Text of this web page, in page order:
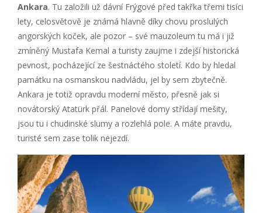
Ankara. Tu založili už dávní Frýgové před takřka třemi tisíci
lety, celosvětově je známá hlavně díky chovu proslulých
angorských koček, ale pozor – své mauzoleum tu má i již
zmíněný Mustafa Kemal a turisty zaujme i zdejší historická
pevnost, pocházející ze šestnáctého století. Kdo by hledal
památku na osmanskou nadvládu, jel by sem zbytečně.
Ankara je totiž opravdu moderní město, přesně jak si
novátorský Atatürk přál. Panelové domy střídají mešity,
jsou tu i chudinské slumy a rozlehlá pole. A máte pravdu,
turisté sem zase tolik nejezdí.